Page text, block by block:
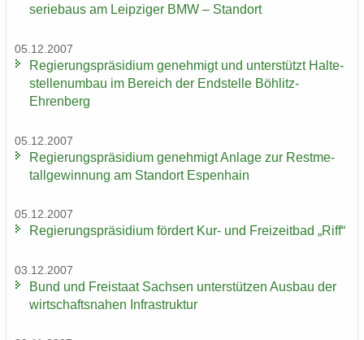
se­rie­baus am Leip­zi­ger BMW – Stand­ort
05.12.2007
Re­gie­rungs­prä­si­di­um ge­neh­migt und un­ter­stützt Hal­te­
stel­len­um­bau im Be­reich der End­stel­le Böhlitz-​
Ehrenberg
05.12.2007
Re­gie­rungs­prä­si­di­um ge­neh­migt An­la­ge zur Rest­me­
tall­ge­win­nung am Stand­ort Es­pen­hain
05.12.2007
Re­gie­rungs­prä­si­di­um för­dert Kur- und Frei­zeit­bad „Riff“
03.12.2007
Bund und Frei­staat Sach­sen un­ter­stüt­zen Aus­bau der
wirt­schafts­na­hen In­fra­struk­tur